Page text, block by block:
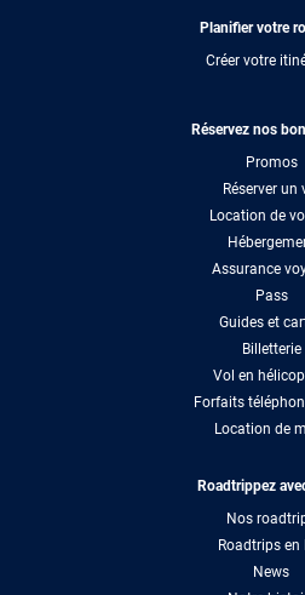
Planifier votre
Créer votre
Réservez nos
Promos
Réserver un
Location de
Assurance
Pass
Guides et
Billetterie
Vol en
Forfaits
Location de
Roadtrippez
Nos
Roadtrips en
News